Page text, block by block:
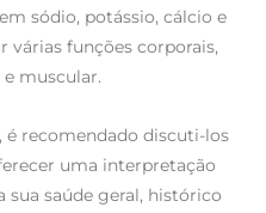
sódio, potássio, cálcio e
funções corporais,
muscular.
é recomendado discuti-los
uma interpretação
saúde geral, histórico